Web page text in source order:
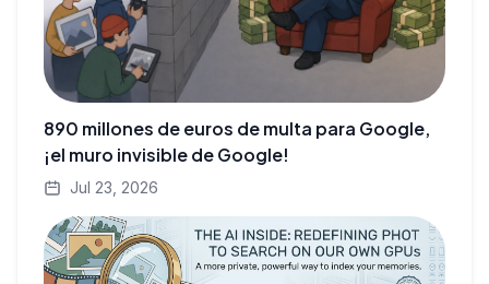
890 millones de euros de multa para Google,
¡el muro invisible de Google!
Jul 23, 2026